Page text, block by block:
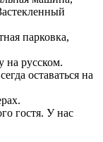
парковка,
на русском.
оставаться на
гостя. У нас